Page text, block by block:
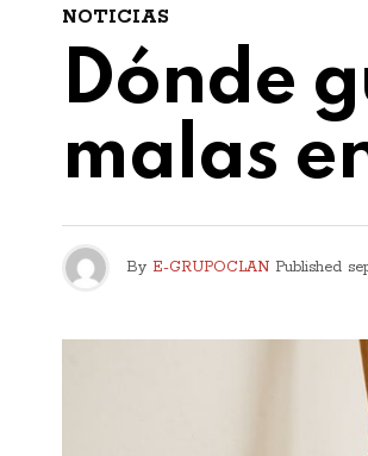
NOTICIAS
Dónde
malas
By E-GRUPOCLAN Published